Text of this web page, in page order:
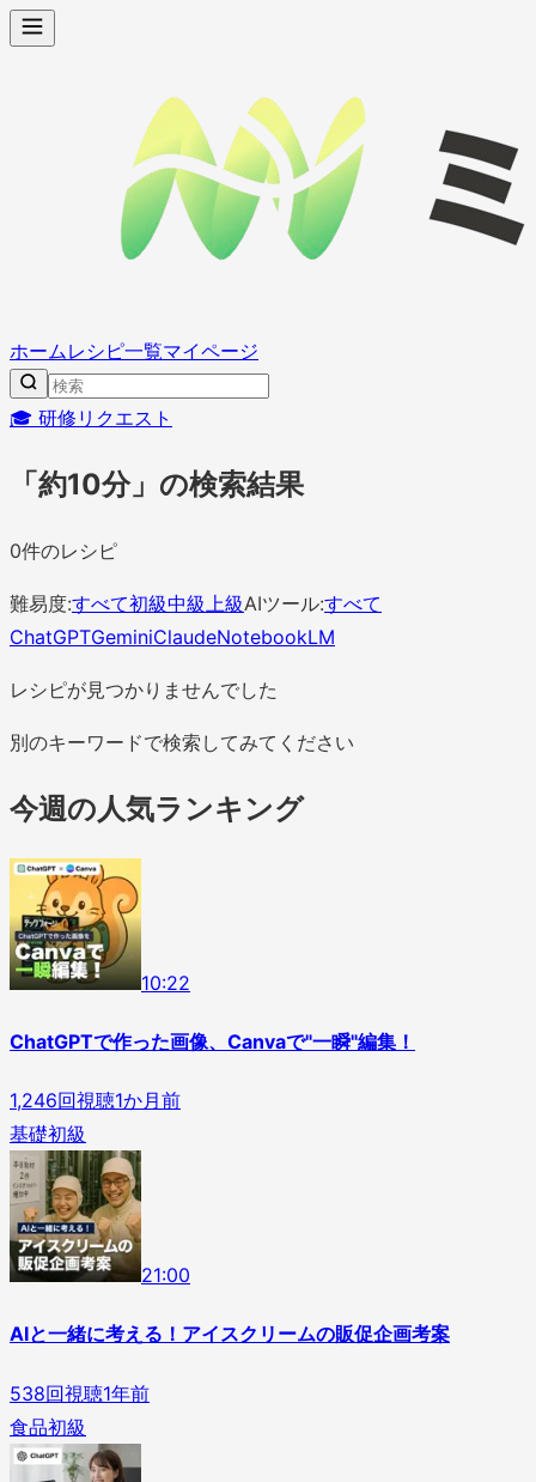
ホームレシピ一覧マイページ
🎓 研修リクエスト
「約10分」の検索結果
0件のレシピ
難易度:すべて初級中級 上級AIツール:すべて
ChatGPTGeminiClaudeNotebookLM
レシピが見つかりませんでした
別のキーワードで検索してみてください
今週の人気ランキング
10:22
ChatGPTで作った画像、Canvaで"一瞬"編集！
1,246回視聴1か月前
基礎初級
21:00
AIと一緒に考える！アイスクリームの販促企画考案
538回視聴1年前
食品初級